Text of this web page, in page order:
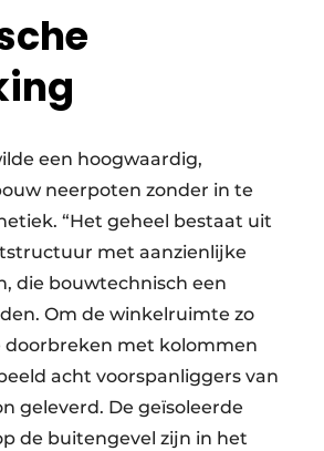
een hoogwaardig,
neerpoten zonder in te
“Het geheel bestaat uit
met aanzienlijke
die bouwtechnisch een
Om de winkelruimte zo
met kolommen
acht voorspanliggers van
geleverd. De geïsoleerde
de buitengevel zijn in het